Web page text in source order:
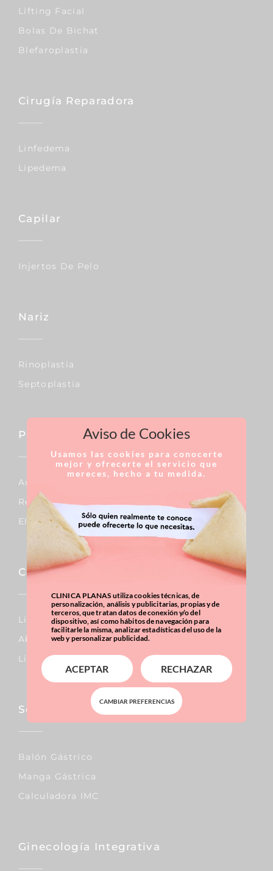
Lifting Facial
Bolas De Bichat
Blefaroplastia
Cirugía Reparadora
Linfedema
Lipedema
Capilar
Injertos De Pelo
Nariz
Rinoplastia
Septoplastia
Pecho
Aumento De Pecho
Reducción De Pecho
Elevación De Pecho
Corporal
Lipo Vaser
Abdominoplastia
Liposucción
Sobrepeso & Obesidad
Balón Gástrico
Manga Gástrica
Calculadora IMC
Ginecología Integrativa
Aviso de Cookies
Usamos las cookies para conocerte
mejor y ofrecerte el servicio que
mereces, hecho a tu medida.
CLINICA PLANAS utiliza cookies técnicas, de
personalización, análisis y publicitarias, propias y de
terceros, que tratan datos de conexión y/o del
dispositivo, así como hábitos de navegación para
facilitarle la misma, analizar estadísticas del uso de la
web y personalizar publicidad.
ACEPTAR RECHAZAR
CAMBIAR PREFERENCIAS